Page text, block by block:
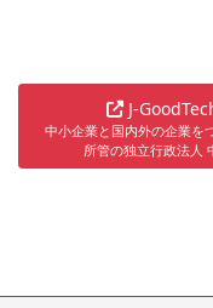
J-
中小企業と国内外の企業を
所管の独立行政法人